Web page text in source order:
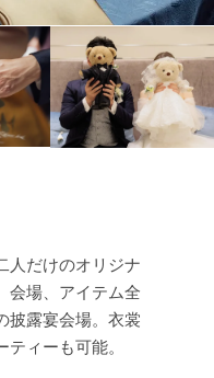
人だけのオリジナ
会場、アイテム全
披露宴会場。衣裳
ティーも可能。